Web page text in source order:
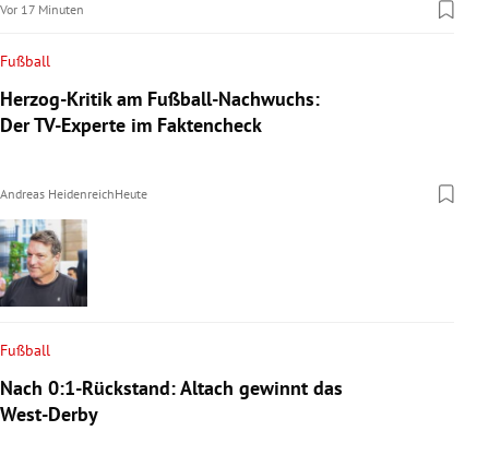
Vor 17 Minuten
Fußball
Herzog-Kritik am Fußball-Nachwuchs:
Der TV-Experte im Faktencheck
Andreas HeidenreichHeute
Fußball
Nach 0:1-Rückstand: Altach gewinnt das
West-Derby